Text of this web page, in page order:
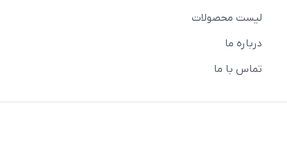
لیست محصولات
درباره ما
تماس با ما